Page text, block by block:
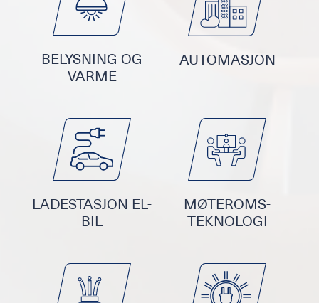
BELYSNING OG
VARME
AUTOMASJON
LADESTASJON EL-
BIL
MØTEROMS-
TEKNOLOGI